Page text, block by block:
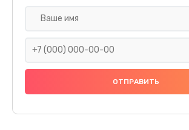
Замена дисплея
Замена тачскрина